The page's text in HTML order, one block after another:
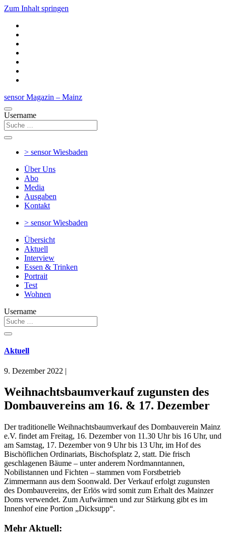
Zum Inhalt springen
sensor Magazin – Mainz
Username
> sensorWiesbaden
Über Uns
Abo
Media
Ausgaben
Kontakt
> sensorWiesbaden
Übersicht
Aktuell
Interview
Essen & Trinken
Portrait
Test
Wohnen
Username
Aktuell
9. Dezember 2022 |
Weihnachtsbaumverkauf zugunsten des
Dombauvereins am 16. & 17. Dezember
Der traditionelle Weihnachtsbaumverkauf des Dombauverein Mainz
e.V. findet am Freitag, 16. Dezember von 11.30 Uhr bis 16 Uhr, und
am Samstag, 17. Dezember von 9 Uhr bis 13 Uhr, im Hof des
Bischöflichen Ordinariats, Bischofsplatz 2, statt. Die frisch
geschlagenen Bäume – unter anderem Nordmanntannen,
Nobilistannen und Fichten – stammen vom Forstbetrieb
Zimmermann aus dem Soonwald. Der Verkauf erfolgt zugunsten
des Dombauvereins, der Erlös wird somit zum Erhalt des Mainzer
Doms verwendet. Zum Aufwärmen und zur Stärkung gibt es im
Innenhof eine Portion „Dicksupp“.
Mehr Aktuell: